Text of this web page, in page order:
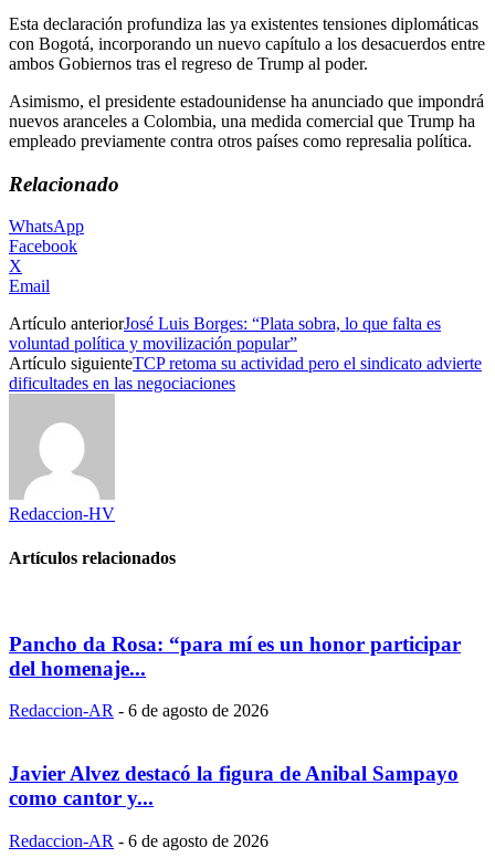
Esta declaración profundiza las ya existentes tensiones diplomáticas
con Bogotá, incorporando un nuevo capítulo a los desacuerdos entre
ambos Gobiernos tras el regreso de Trump al poder.
Asimismo, el presidente estadounidense ha anunciado que impondrá
nuevos aranceles a Colombia, una medida comercial que Trump ha
empleado previamente contra otros países como represalia política.
Relacionado
WhatsApp
Facebook
X
Email
Artículo anteriorJosé Luis Borges: “Plata sobra, lo que falta es
voluntad política y movilización popular”
Artículo siguienteTCP retoma su actividad pero el sindicato advierte
dificultades en las negociaciones
Redaccion-HV
Artículos relacionados
Pancho da Rosa: “para mí es un honor participar
del homenaje...
Redaccion-AR - 6 de agosto de 2026
Javier Alvez destacó la figura de Anibal Sampayo
como cantor y...
Redaccion-AR - 6 de agosto de 2026